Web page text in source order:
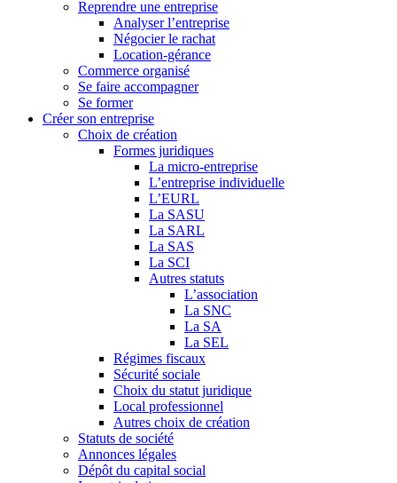
Reprendre une entreprise
Analyser l’entreprise
Négocier le rachat
Location-gérance
Commerce organisé
Se faire accompagner
Se former
Créer son entreprise
Choix de création
Formes juridiques
La micro-entreprise
L’entreprise individuelle
L’EURL
La SASU
La SARL
La SAS
La SCI
Autres statuts
L’association
La SNC
La SA
La SEL
Régimes fiscaux
Sécurité sociale
Choix du statut juridique
Local professionnel
Autres choix de création
Statuts de société
Annonces légales
Dépôt du capital social